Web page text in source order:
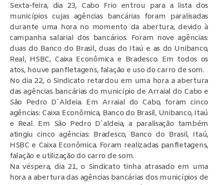
Sexta-feira, dia 23, Cabo Frio entrou para a lista dos
municípios cujas agências bancárias foram paralisadas
durante uma hora no momento da abertura, devido à
campanha salarial dos bancários. Foram nove agências:
duas do Banco do Brasil, duas do Itaú e as do Unibanco,
Real, HSBC, Caixa Econômica e Bradesco. Em todos os
atos, houve panfletagens, falação e uso do carro de som.
No dia 22, o Sindicato retardou em uma hora a abertura
das agências bancárias do município de Arraial do Cabo e
São Pedro D`Aldeia. Em Arraial do Cabo, foram cinco
agências: Caixa Econômica, Banco do Brasil, Unibanco, Itaú
e Real. Em São Pedro D`aldeia, a paralisação também
atingiu cinco agências: Bradesco, Banco do Brasil, Itaú,
HSBC e Caixa Econômica. Foram realizadas panfletagens,
falação e utilização do carro de som.
Na véspera, dia 21, o Sindicato tinha atrasado em uma
hora a abertura das agências bancárias dos municípios de